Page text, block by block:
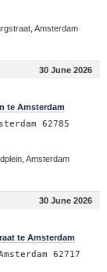
Amsterdam
30 June 2026
te Amsterdam
62785
Amsterdam
30 June 2026
te Amsterdam
62717